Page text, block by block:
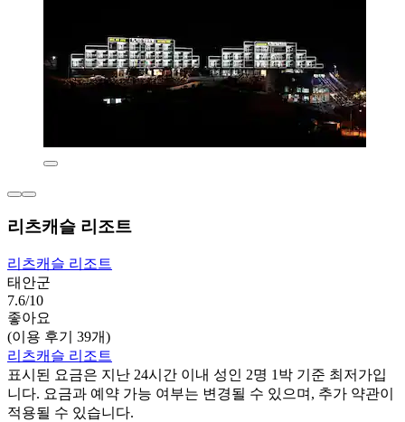
리츠캐슬 리조트
리츠캐슬 리조트
태안군
7.6/10
좋아요
(이용 후기 39개)
리츠캐슬 리조트
표시된 요금은 지난 24시간 이내 성인 2명 1박 기준 최저가입
니다. 요금과 예약 가능 여부는 변경될 수 있으며, 추가 약관이
적용될 수 있습니다.